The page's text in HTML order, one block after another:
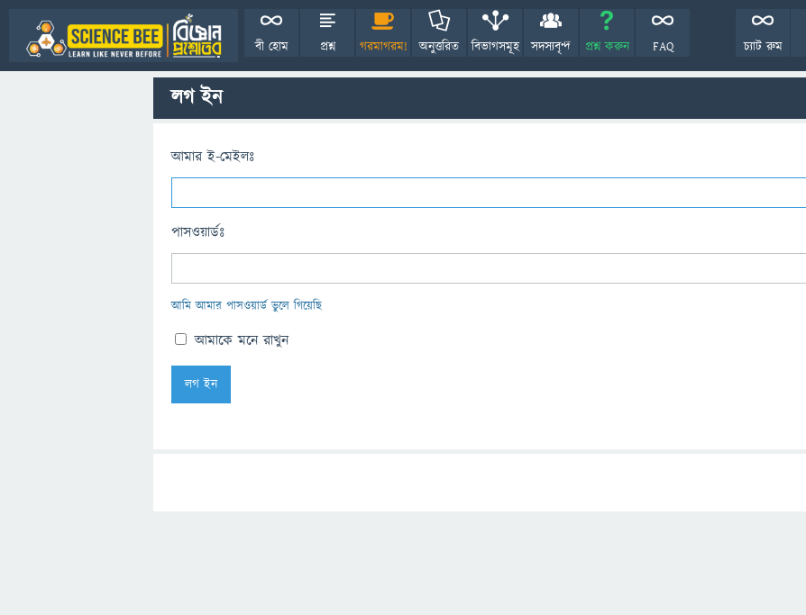
বী হোম প্রশ্ন গরমাগরম! অনুত্তরিত বিভাগসমূহ সদস্যবৃন্দ প্রশ্ন করুন FAQ চ্যাট রুম
লগ ইন
আমার ই-মেইলঃ
পাসওয়ার্ডঃ
আমি আমার পাসওয়ার্ড ভুলে গিয়েছি
আমাকে মনে রাখুন